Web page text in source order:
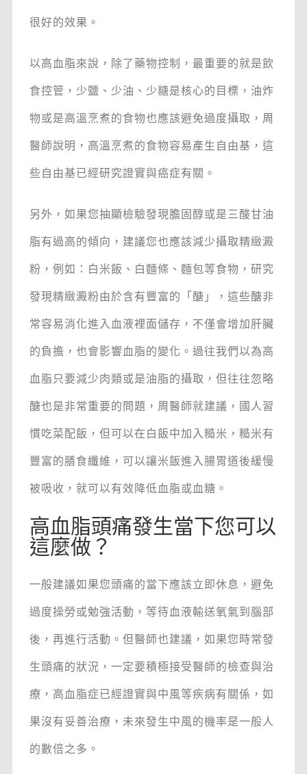
很好的效果。
以高血脂來說，除了藥物控制，最重要的就是飲
食控管，少鹽、少油、少糖是核心的目標，油炸
物或是高溫烹煮的食物也應該避免過度攝取，周
醫師說明，高溫烹煮的食物容易產生自由基，這
些自由基已經研究證實與癌症有關。
另外，如果您抽顯檢驗發現膽固醇或是三酸甘油
脂有過高的傾向，建議您也應該減少攝取精緻澱
粉，例如：白米飯、白麵條、麵包等食物，研究
發現精緻澱粉由於含有豐富的「醣」，這些醣非
常容易消化進入血液裡面儲存，不僅會增加肝臟
的負擔，也會影響血脂的變化。過往我們以為高
血脂只要減少肉類或是油脂的攝取，但往往忽略
醣也是非常重要的問題，周醫師就建議，國人習
慣吃菜配飯，但可以在白飯中加入糙米，糙米有
豐富的膳食纖維，可以讓米飯進入腸胃道後緩慢
被吸收，就可以有效降低血脂或血糖。
高血脂頭痛發生當下您可以
這麼做？
一般建議如果您頭痛的當下應該立即休息，避免
過度操勞或勉強活動，等待血液輸送氧氣到腦部
後，再進行活動。但醫師也建議，如果您時常發
生頭痛的狀況，一定要積極接受醫師的檢查與治
療，高血脂症已經證實與中風等疾病有關係，如
果沒有妥善治療，未來發生中風的機率是一般人
的數倍之多。